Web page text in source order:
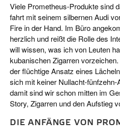
Viele Prometheus-Produkte sind
fahrt mit seinem silbernen Audi
Fire in der Hand. Im Büro
herzlich und reißt die Rolle des
will wissen, was ich von Leuten
kubanischen Zigarren
der flüchtige Ansatz eines
sich mit keiner Nullacht-
damit sind wir schon mitten im
Story, Zigarren und den Aufstieg
DIE ANFÄNGE VON